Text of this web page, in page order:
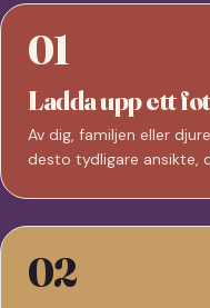
01
Ladda upp ett
Av dig, familjen eller
desto tydligare ansikte,
02